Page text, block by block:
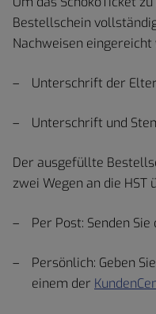
Bestellschein
Nachweisen eingereicht
Unterschrift der
Unterschrift und
Der ausgefüllte
zwei Wegen an die
Per Post: Senden
Persönlich: Geben
einem der